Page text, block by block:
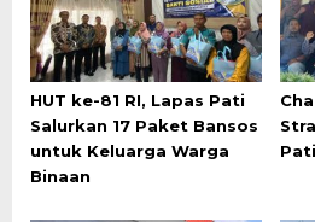
HUT ke-81 RI, Lapas Pati
Salurkan 17 Paket Bansos
untuk Keluarga Warga
Binaan
Pati